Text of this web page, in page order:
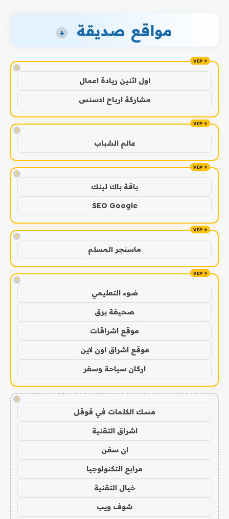
مواقع صديقة +
!
اول اثنين ريادة اعمال
مشاركة ارباح ادسنس
!
عالم الشباب
!
باقة باك لينك
SEO Google
!
ماسنجر المسلم
!
ضوء التعليمي
صحيفة برق
موقع اشراقات
موقع اشراق اون لاين
اركان سياحة وسفر
!
مسك الكلمات في قوقل
اشراق التقنية
ان سفن
مرابع التكنولوجيا
خيال التقنية
شوف ويب